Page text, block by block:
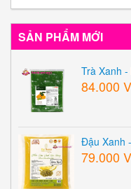
SẢN PHẨM MỚI
Trà Xanh
84.000
Đậu Xanh
79.000